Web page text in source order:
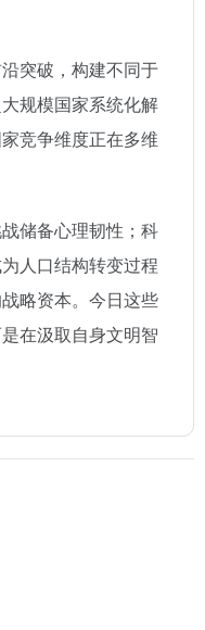
突破，构建不同于
规模国家系统化解
竞争维度正在多维
储备心理韧性；科
人口结构转变过程
略资本。今日这些
在汲取自身文明智